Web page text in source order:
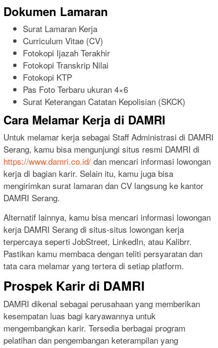
Dokumen Lamaran
Surat Lamaran Kerja
Curriculum Vitae (CV)
Fotokopi Ijazah Terakhir
Fotokopi Transkrip Nilai
Fotokopi KTP
Pas Foto Terbaru ukuran 4×6
Surat Keterangan Catatan Kepolisian (SKCK)
Cara Melamar Kerja di DAMRI
Untuk melamar kerja sebagai Staff Administrasi di DAMRI
Serang, kamu bisa mengunjungi situs resmi DAMRI di
https://www.damri.co.id/ dan mencari informasi lowongan
kerja di bagian karir. Selain itu, kamu juga bisa
mengirimkan surat lamaran dan CV langsung ke kantor
DAMRI Serang.
Alternatif lainnya, kamu bisa mencari informasi lowongan
kerja DAMRI Serang di situs-situs lowongan kerja
terpercaya seperti JobStreet, LinkedIn, atau Kalibrr.
Pastikan kamu membaca dengan teliti persyaratan dan
tata cara melamar yang tertera di setiap platform.
Prospek Karir di DAMRI
DAMRI dikenal sebagai perusahaan yang memberikan
kesempatan luas bagi karyawannya untuk
mengembangkan karir. Tersedia berbagai program
pelatihan dan pengembangan keterampilan yang